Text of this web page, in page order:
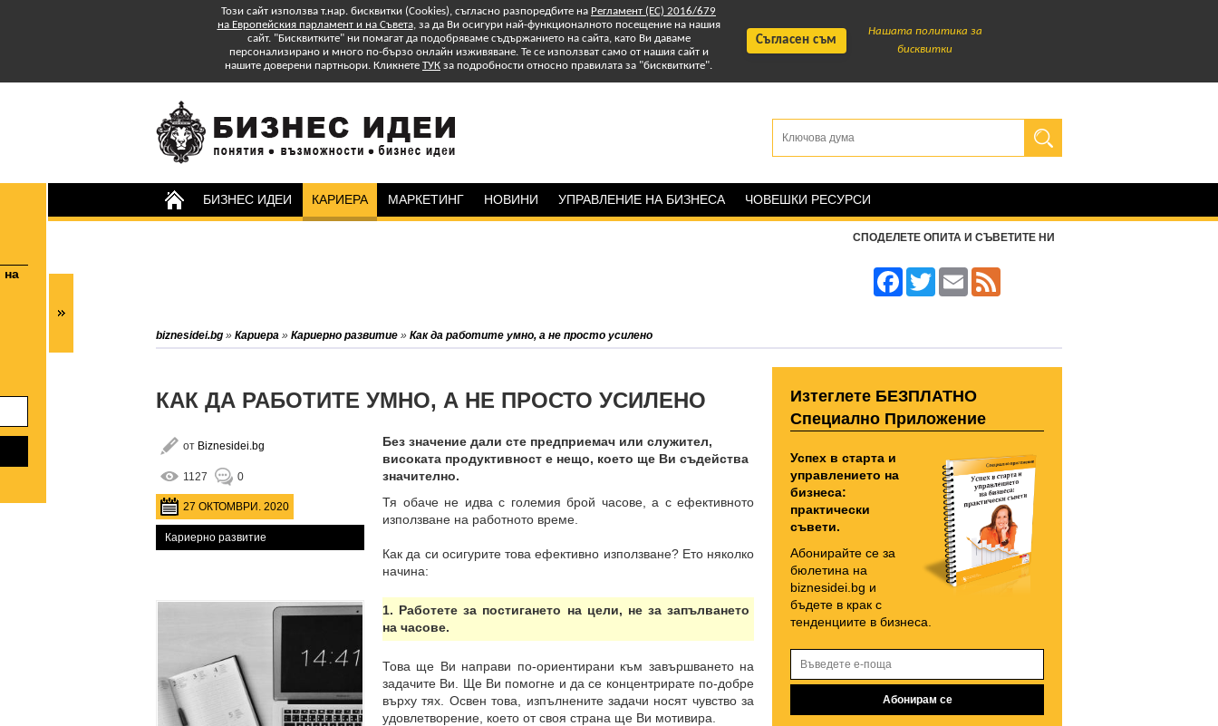
Съгласен съм
Нашата политика за
бисквитки
Този сайт използва т.нар. бисквитки (Cookies), съгласно разпоредбите на Регламент (ЕС) 2016/679
на Европейския парламент и на Съвета, за да Ви осигури най-функционалното посещение на нашия
сайт. "Бисквитките" ни помагат да подобряваме съдържанието на сайта, като Ви даваме
персонализирано и много по-бързо онлайн изживяване. Те се използват само от нашия сайт и
нашите доверени партньори. Кликнете ТУК за подробности относно правилата за "бисквитките".
БИЗНЕС ИДЕИ КАРИЕРА МАРКЕТИНГ НОВИНИ УПРАВЛЕНИЕ НА БИЗНЕСА ЧОВЕШКИ РЕСУРСИ
СПОДЕЛЕТЕ ОПИТА И СЪВЕТИТЕ НИ
FacebookTwitter Email
biznesidei.bg » Кариера » Кариерно развитие » Как да работите умно, а не просто усилено
КАК ДА РАБОТИТЕ УМНО, А НЕ ПРОСТО УСИЛЕНО
от Biznesidei.bg
1127 0
27 ОКТОМВРИ. 2020
Кариерно развитие
Без значение дали сте предприемач или служител,
високата продуктивност е нещо, което ще Ви съдейства
значително.
Тя обаче не идва с големия брой часове, а с ефективното
използване на работното време.
Как да си осигурите това ефективно използване? Ето няколко
начина:
1. Работете за постигането на цели, не за запълването
на часове.
Това ще Ви направи по-ориентирани към завършването на
задачите Ви. Ще Ви помогне и да се концентрирате по-добре
върху тях. Освен това, изпълнените задачи носят чувство за
удовлетворение, което от своя страна ще Ви мотивира.
Изтеглете БЕЗПЛАТНО
Специално Приложение
Успех в старта и
управлението на
бизнеса:
практически
съвети.
Абонирайте се за
бюлетина на
biznesidei.bg и
бъдете в крак с
тенденциите в бизнеса.
"Успех в старта и управлението на
Абонирайте се за бюлетина на
biznesidei.bg и бъдете в крак с